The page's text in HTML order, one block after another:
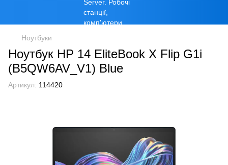
Ноутбуки
Ноутбук HP 14 EliteBook X Flip G1i
(B5QW6AV_V1) Blue
Артикул: 114420